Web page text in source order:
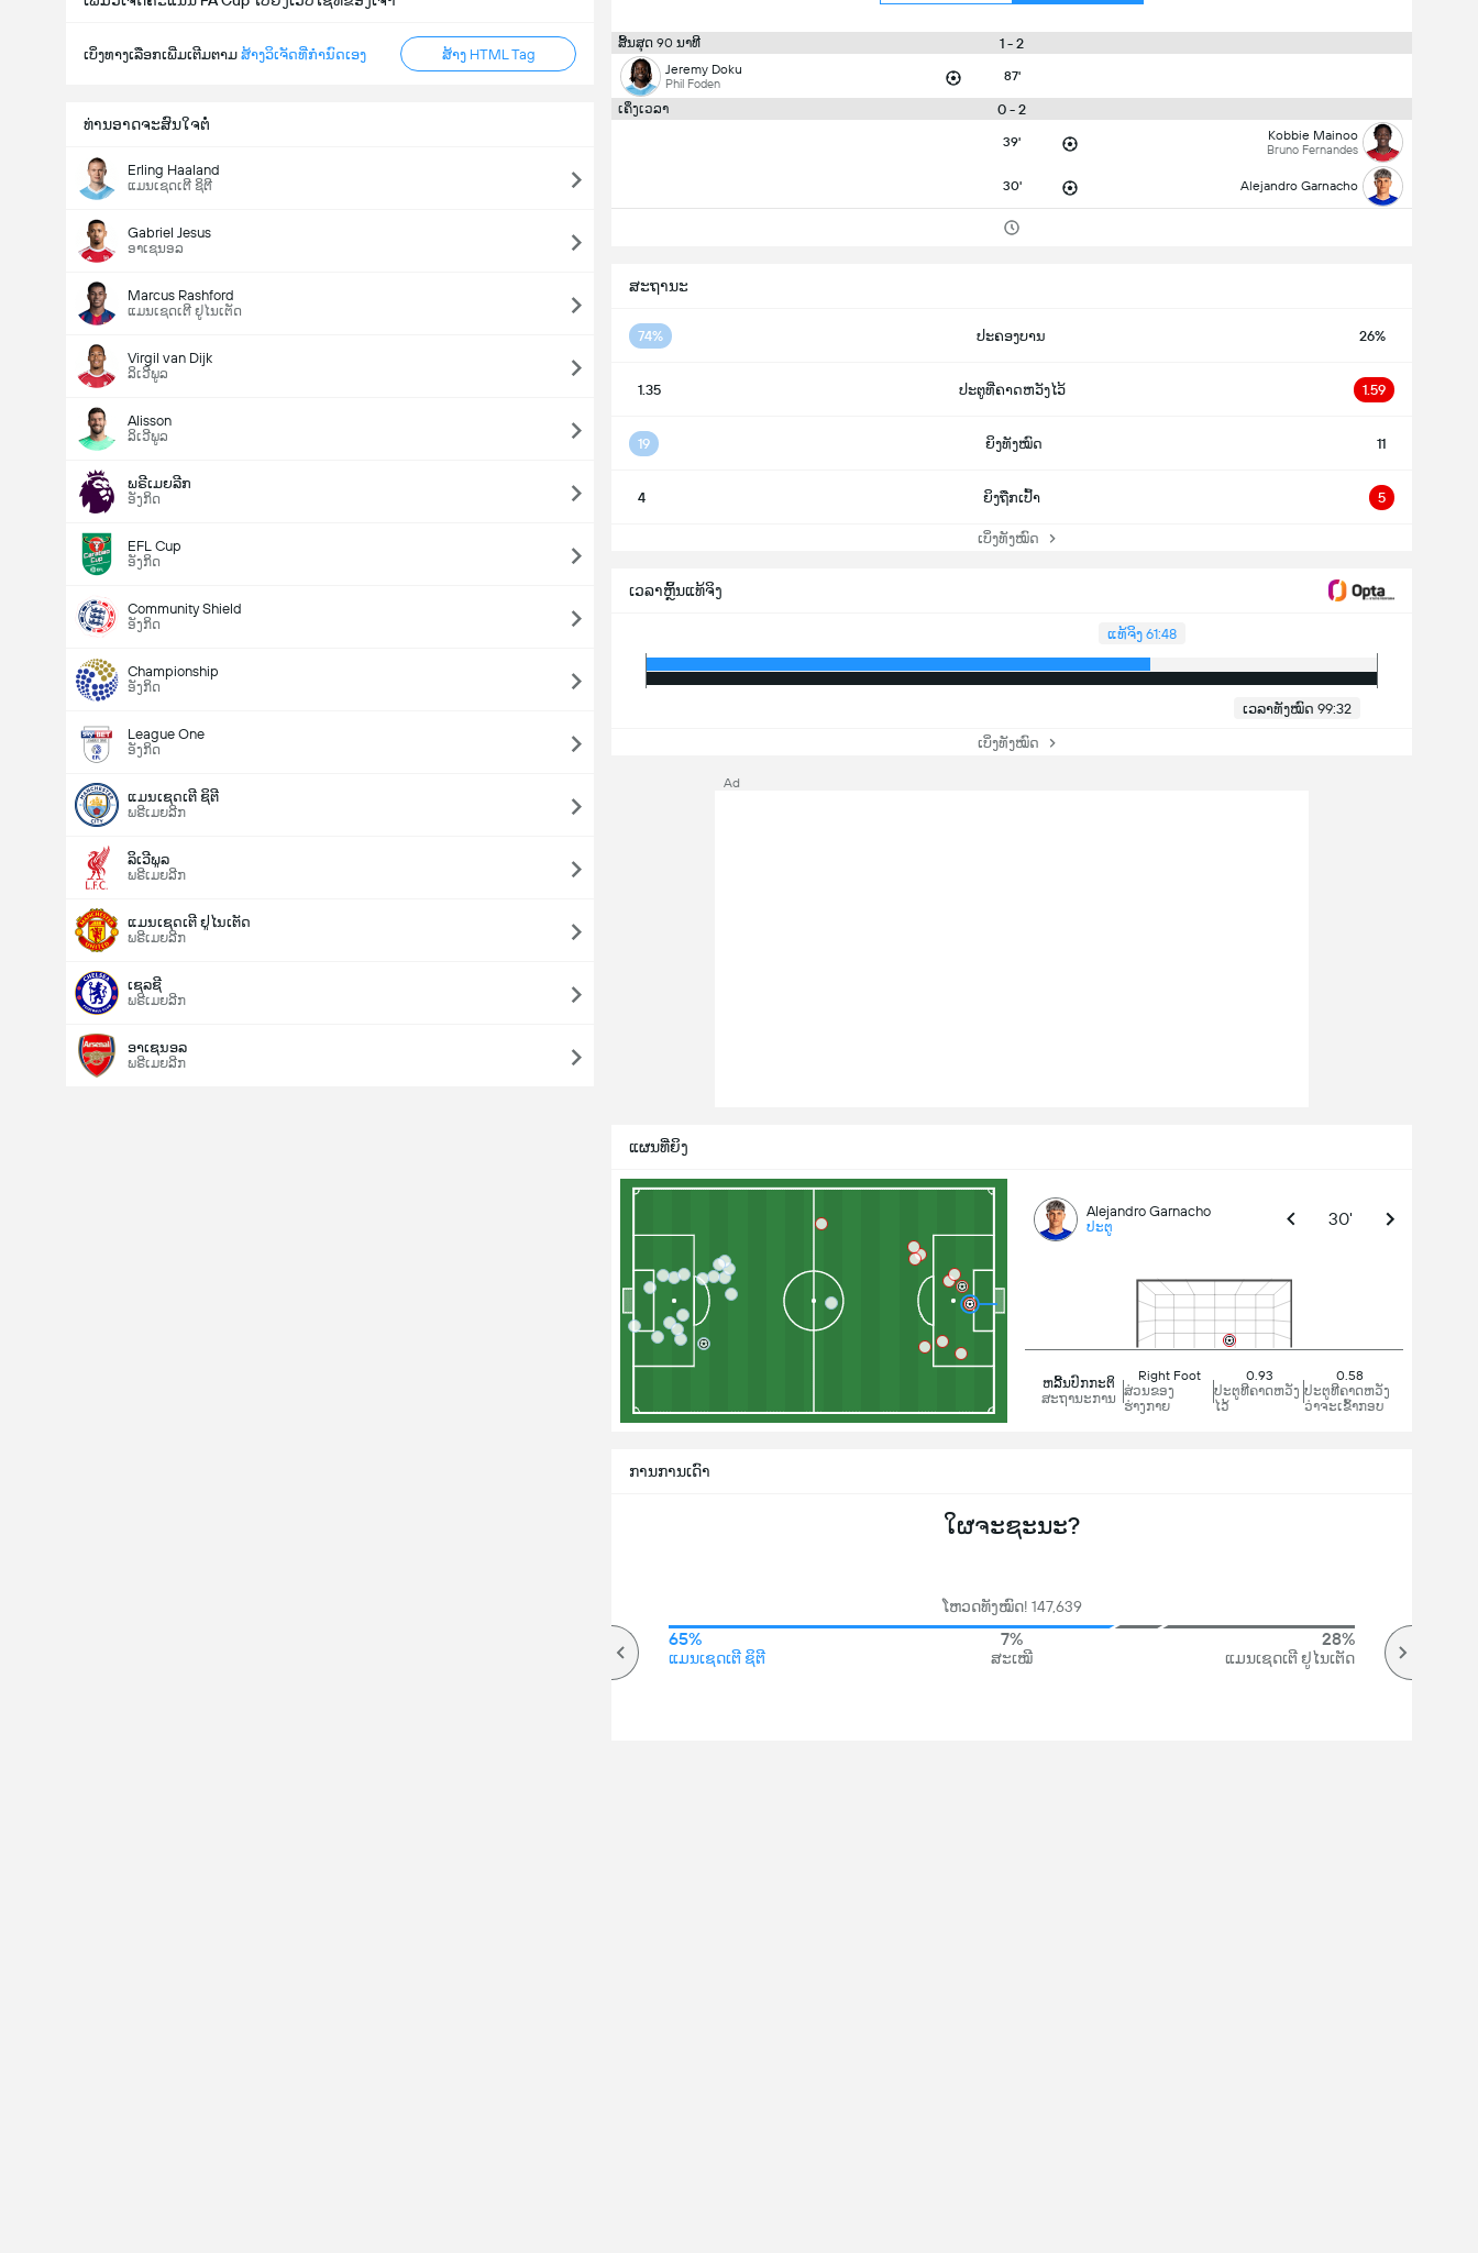
ເບິ່ງທາງເລືອກເພີ່ມເຕີມຕາມ ສ້າງວິເຈັດທີ່ກຳນົດເອງ ສ້າງ HTML Tag
ທ່ານອາດຈະສົນໃຈຕໍ່
Erling Haaland
ແມນເຊດເຕີ ຊິຕີ
Gabriel Jesus
ອາເຊນອລ
Marcus Rashford
ແມນເຊດເຕີ ຢູໄນເຕັດ
Virgil van Dijk
ລິເວີພູລ
Alisson
ລິເວີພູລ
ພຣີເມຍລີກ
ອັງກິດ
EFL Cup
ອັງກິດ
Community Shield
ອັງກິດ
Championship
ອັງກິດ
League One
ອັງກິດ
ແມນເຊດເຕີ ຊິຕີ
ພຣີເມຍລີກ
ລິເວີພູລ
ພຣີເມຍລີກ
ແມນເຊດເຕີ ຢູໄນເຕັດ
ພຣີເມຍລີກ
ເຊລຊີ
ພຣີເມຍລີກ
ອາເຊນອລ
ພຣີເມຍລີກ
ສິ້ນສຸດ 90 ນາທີ 1 - 2
Jeremy Doku
Phil Foden 87'
ເຄິ່ງເວລາ 0 - 2
39' Kobbie Mainoo
Bruno Fernandes
30' Alejandro Garnacho
ສະຖານະ
74% ປະຄອງບານ 26%
1.35 ປະຕູທີ່ຄາດຫວັງໄວ້ 1.59
19 ຍິງທັງໝົດ 11
4 ຍິງຖືກເປົ້າ 5
ເບິ່ງທັງໝົດ
ເວລາຫຼິ້ນແທ້ຈິງ
ແທ້ຈິງ 61:48
ເວລາທັງໝົດ 99:32
ເບິ່ງທັງໝົດ
ແຜນທີ່ຍິງ
Alejandro Garnacho
ປະຕູ 30'
ຫລີ້ນປົກກະຕິ
ສະຖານະການ
Right Foot
ສ່ວນຂອງ
ຮ່າງກາຍ
0.93
ປະຕູທີຄາດຫວັງ
ໄວ້
0.58
ປະຕູທີຄາດຫວັງ
ວ່າຈະເຂົ້າກອບ
ການການເດົາ
ໃຜຈະຊະນະ?
ໂຫວດທັງໝົດ! 147,639
65%
ແມນເຊດເຕີ ຊິຕີ
7%
ສະເໝີ
28%
ແມນເຊດເຕີ ຢູໄນເຕັດ
Ad